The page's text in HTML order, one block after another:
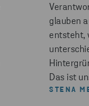
glauben
entsteht,
Das ist
STENA